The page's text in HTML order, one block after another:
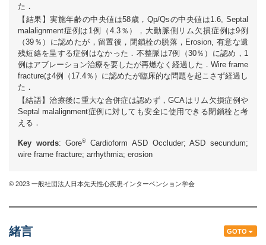
た．
【結果】実施年齢の中央値は58歳，Qp/Qsの中央値は1.6, Septal
malalignment症例は1例（4.3％），大動脈側リム欠損症例は9例
（39％）に認めたが，留置後，閉鎖栓の脱落，Erosion, 有意な遺
残短絡を呈する症例はなかった．不整脈は7例（30％）に認め，1
例はアブレーション治療を要したが再燃なく経過した．Wire frame
fractureは4例（17.4％）に認めたが臨床的な問題を起こさず経過し
た．
【結語】治療後に重大な合併症は認めず，GCAはリム欠損症例や
Septal malalignment症例に対しても安全に使用できる閉鎖栓と考
える．
Key words: Gore®Cardioform ASD Occluder; ASD secundum;
wire frame fracture; arrhythmia; erosion
© 2023 一般社団法人日本先天性心疾患インターベンション学会
GOTO
緒言